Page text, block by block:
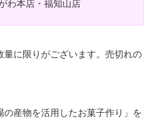
わ本店・福知山店
に限りがございます。売切れの
産物を活用したお菓子作り」を